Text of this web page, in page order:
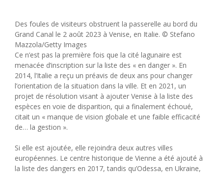
Des foules de visiteurs obstruent la passerelle au bord du
Grand Canal le 2 août 2023 à Venise, en Italie. © Stefano
Mazzola/Getty Images
Ce n’est pas la première fois que la cité lagunaire est
menacée d’inscription sur la liste des « en danger ». En
2014, l’Italie a reçu un préavis de deux ans pour changer
l’orientation de la situation dans la ville. Et en 2021, un
projet de résolution visant à ajouter Venise à la liste des
espèces en voie de disparition, qui a finalement échoué,
citait un « manque de vision globale et une faible efficacité
de… la gestion ».
Si elle est ajoutée, elle rejoindra deux autres villes
européennes. Le centre historique de Vienne a été ajouté à
la liste des dangers en 2017, tandis qu’Odessa, en Ukraine,